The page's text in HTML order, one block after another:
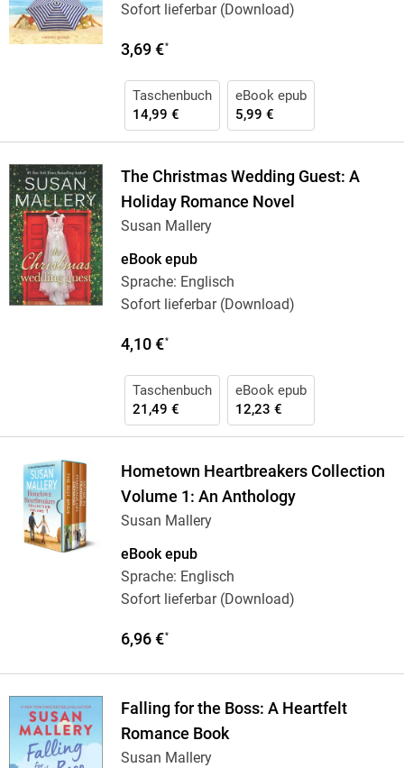
Sofort lieferbar (Download)
3,69 €*
Taschenbuch
14,99 €
eBook epub
5,99 €
The Christmas Wedding Guest: A
Holiday Romance Novel
Susan Mallery
eBook epub
Sprache: Englisch
Sofort lieferbar (Download)
4,10 €*
Taschenbuch
21,49 €
eBook epub
12,23 €
Hometown Heartbreakers Collection
Volume 1: An Anthology
Susan Mallery
eBook epub
Sprache: Englisch
Sofort lieferbar (Download)
6,96 €*
Falling for the Boss: A Heartfelt
Romance Book
Susan Mallery